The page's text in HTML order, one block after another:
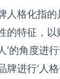
人格化指
的特征，以
’的角度进
牌进行‘人格